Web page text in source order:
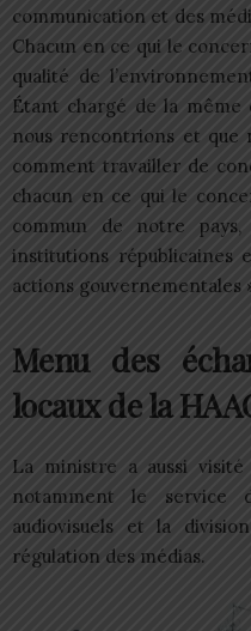
communication et des
Chacun en ce qui le
qualité de
Étant chargé de la même
nous rencontrions et que
comment travailler de
chacun en ce qui le
commun de notre
institutions républicaines
actions gouvernementales
Menu des
locaux de la
La ministre a aussi
notamment le service
audiovisuels et la
régulation des médias.